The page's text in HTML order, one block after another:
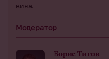
вина.
Модератор
Борис Титов